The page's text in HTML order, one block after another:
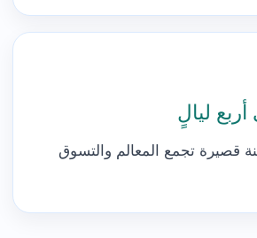
ليالٍ
قصيرة تجمع المعالم والتسوق